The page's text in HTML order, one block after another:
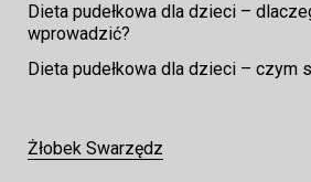
Dieta pudełkowa dla dzieci –
wprowadzić?
Dieta pudełkowa dla dzieci – czym
Żłobek Swarzędz